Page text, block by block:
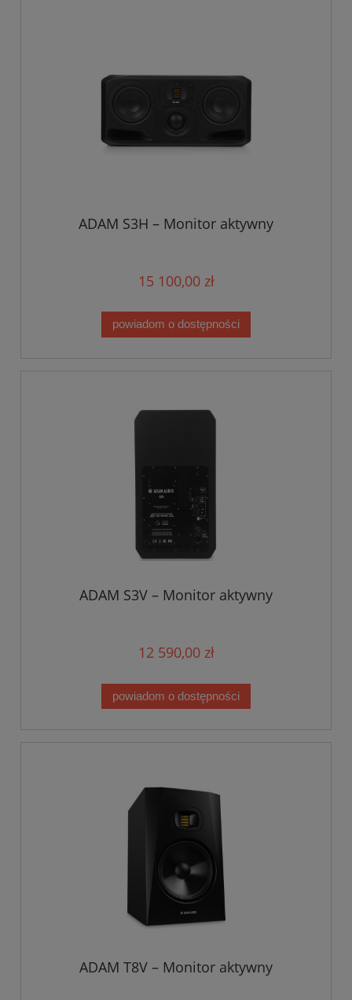
ADAM S3H – Monitor aktywny
15 100,00 zł
powiadom o dostępności
ADAM S3V – Monitor aktywny
12 590,00 zł
powiadom o dostępności
ADAM T8V – Monitor aktywny